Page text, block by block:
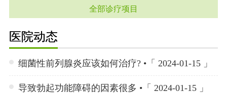
全部诊疗项目
医院动态
细菌性前列腺炎应该如何治疗? •「 2024-01-15 」
导致勃起功能障碍的因素很多 •「 2024-01-15 」